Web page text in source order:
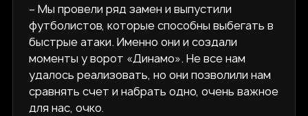
– Мы провели ряд замен и выпустили
футболистов, которые способны выбегать в
быстрые атаки. Именно они и создали
моменты у ворот «Динамо». Не все нам
удалось реализовать, но они позволили нам
сравнять счет и набрать одно, очень важное
для нас, очко.